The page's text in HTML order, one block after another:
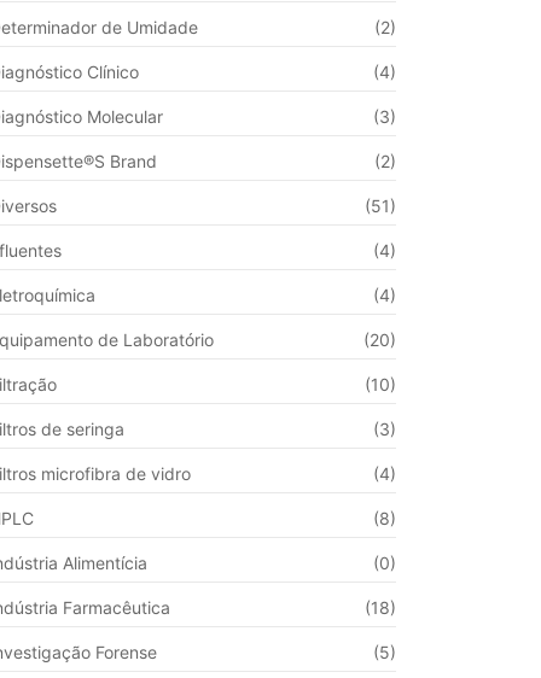
de Umidade (2)
Clínico (4)
Molecular (3)
Brand (2)
(51)
(4)
(4)
de Laboratório (20)
(10)
de seringa (3)
microfibra de vidro (4)
(8)
Alimentícia (0)
Farmacêutica (18)
Forense (5)